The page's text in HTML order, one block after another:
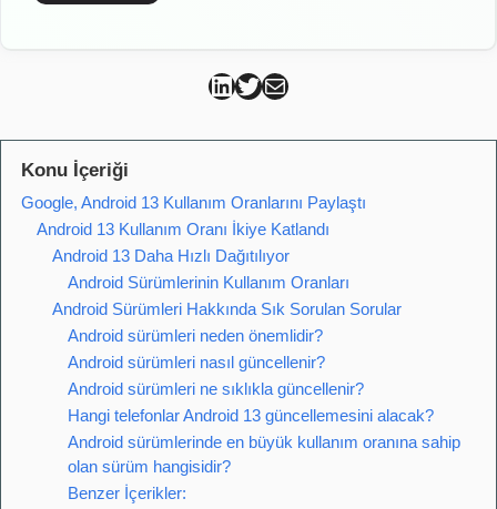
Can Kütahya Linkedin
Can Kütahya Twitter
Can Kütahya Mail
Konu İçeriği
Google, Android 13 Kullanım Oranlarını Paylaştı
Android 13 Kullanım Oranı İkiye Katlandı
Android 13 Daha Hızlı Dağıtılıyor
Android Sürümlerinin Kullanım Oranları
Android Sürümleri Hakkında Sık Sorulan Sorular
Android sürümleri neden önemlidir?
Android sürümleri nasıl güncellenir?
Android sürümleri ne sıklıkla güncellenir?
Hangi telefonlar Android 13 güncellemesini alacak?
Android sürümlerinde en büyük kullanım oranına sahip
olan sürüm hangisidir?
Benzer İçerikler: